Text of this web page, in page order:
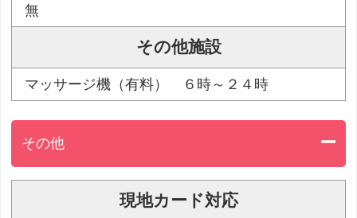
無
その他施設
マッサージ機（有料） ６時～２４時
その他
現地カード対応